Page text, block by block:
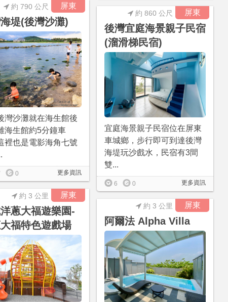
屏東
堤(後灣沙灘)
約 790 公尺
灣沙灘就在海生館後
海生館約5分鐘車
裡也是電影海角七號
更多資訊
0
屏東
後灣宜庭海景親子民宿
(溜滑梯民宿)
約 860 公尺
宜庭海景親子民宿位在屏東
車城鄉，步行即可到達後灣
海堤玩沙戲水，民宿有3間
雙...
更多資訊
6 0
屏東
蔥大福遊樂園-
福特色遊戲場
約 3 公里
屏東
阿爾法 Alpha Villa
約 3 公里